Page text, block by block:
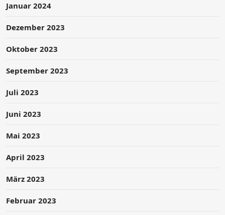
Januar 2024
Dezember 2023
Oktober 2023
September 2023
Juli 2023
Juni 2023
Mai 2023
April 2023
März 2023
Februar 2023